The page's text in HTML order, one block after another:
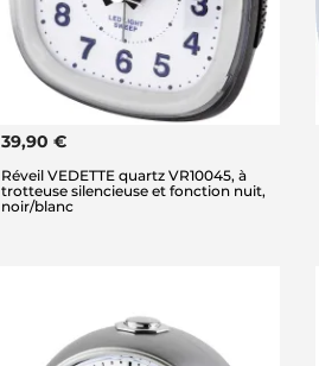
39,90 €
Réveil VEDETTE quartz VR10045, à
trotteuse silencieuse et fonction nuit,
noir/blanc